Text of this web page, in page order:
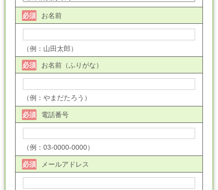
お名前
必須
（例：山田太郎）
お名前（ふりがな）
必須
（例：やまだたろう）
電話番号
必須
（例：03-0000-0000）
メールアドレス
必須